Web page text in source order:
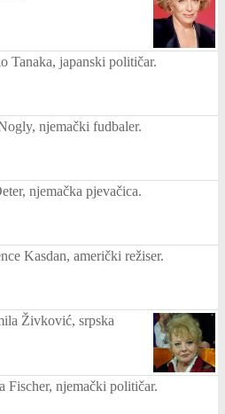
Tanaka, japanski političar.
njemački fudbaler.
njemačka pjevačica.
Kasdan, američki režiser.
Živković, srpska
Fischer, njemački političar.